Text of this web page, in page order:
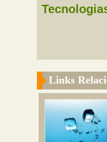
Links